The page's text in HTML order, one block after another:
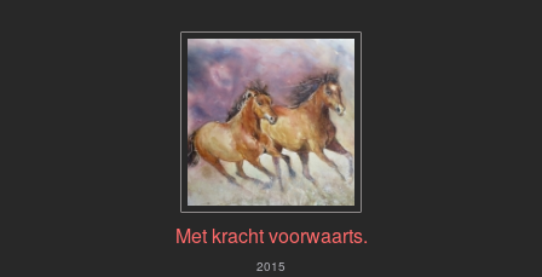
Met kracht voorwaarts.
2015